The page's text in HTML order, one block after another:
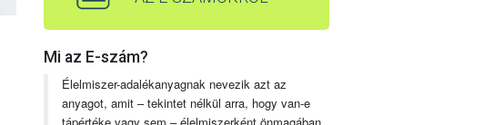
Mi az E-szám?
Élelmiszer-adalékanyagnak nevezik azt az
anyagot, amit – tekintet nélkül arra, hogy van-e